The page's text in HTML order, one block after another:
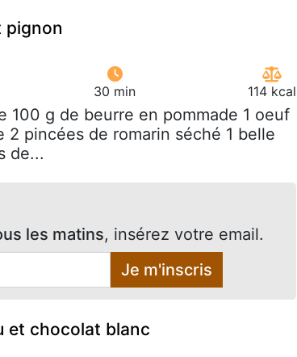
pignon
30 min 114 kcal
100 g de beurre en pommade 1 oeuf
2 pincées de romarin séché 1 belle
de...
les matins, insérez votre email.
Je m'inscris
et chocolat blanc